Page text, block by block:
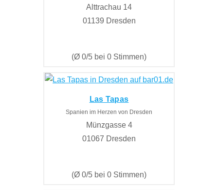
Alttrachau 14
01139 Dresden
(Ø 0/5 bei 0 Stimmen)
Las Tapas
Spanien im Herzen von Dresden
Münzgasse 4
01067 Dresden
(Ø 0/5 bei 0 Stimmen)